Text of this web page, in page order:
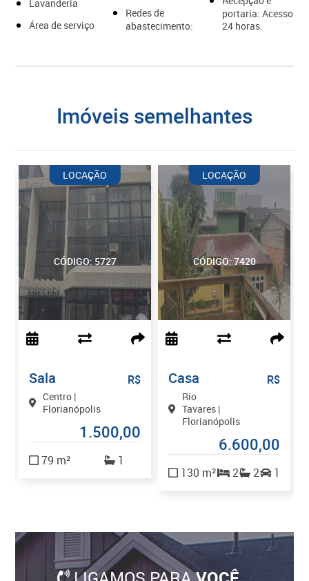
Lavanderia
Área de serviço
Redes de
abastecimento:
portaria: Acesso
24 horas.
imóveis semelhantes
CÓDIGO: 5727
LOCAÇÃO
Sala
Centro |
Florianópolis
R$
1.500,00
79 m² 1
CÓDIGO: 7420
LOCAÇÃO
Casa
Rio
Tavares |
Florianópolis
R$
6.600,00
130 m² 2 2 1